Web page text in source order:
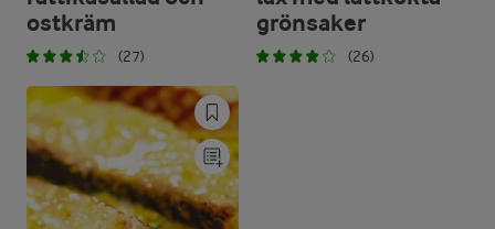
ostkräm
(27)
grönsaker
(26)